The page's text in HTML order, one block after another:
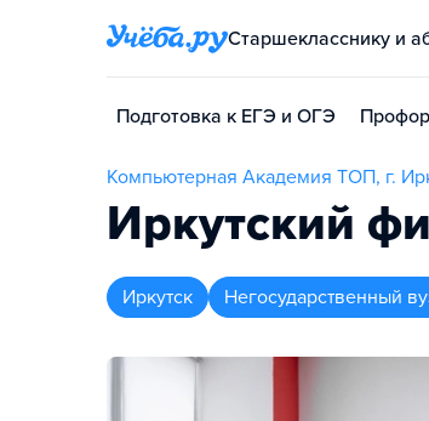
Старшекласснику и
Подготовка к ЕГЭ и ОГЭ
Компьютерная Академия TOП, г.
Иркутский
Иркутск Негосударственный